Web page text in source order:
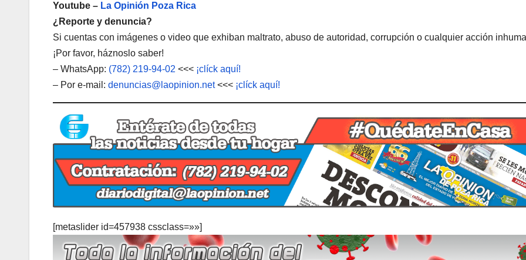
Youtube – La Opinión Poza Rica
¿Reporte y denuncia?
Si cuentas con imágenes o video que exhiban maltrato, abuso de autoridad, corrupción o cualquier acción
¡Por favor, háznoslo saber!
– WhatsApp: (782) 219-94-02 <<< ¡clíck aquí!
– Por e-mail: denuncias@laopinion.net<<< ¡clíck aquí!
[metaslider id=457938 cssclass=»»]